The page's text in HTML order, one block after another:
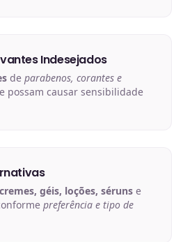
Indesejados
de parabenos, corantes e
possam causar sensibilidade
cremes, géis, loções, séruns e
preferência e tipo de